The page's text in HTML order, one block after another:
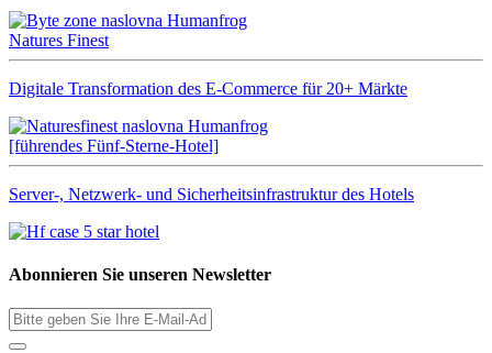
Natures Finest
Digitale Transformation des E-Commerce für 20+ Märkte
[führendes Fünf-Sterne-Hotel]
Server-, Netzwerk- und Sicherheitsinfrastruktur des Hotels
Abonnieren Sie unseren Newsletter